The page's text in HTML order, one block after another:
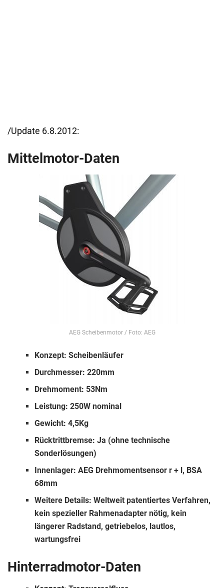
/Update 6.8.2012:
Mittelmotor-Daten
AEG Scheibenmotor / Foto: AEG
Konzept: Scheibenläufer
Durchmesser: 220mm
Drehmoment: 53Nm
Leistung: 250W nominal
Gewicht: 4,5Kg
Rücktrittbremse: Ja (ohne technische
Sonderlösungen)
Innenlager: AEG Drehmomentsensor r + l, BSA
68mm
Weitere Details: Weltweit patentiertes Verfahren,
kein spezieller Rahmenadapter nötig, kein
längerer Radstand, getriebelos, lautlos,
wartungsfrei
Hinterradmotor-Daten